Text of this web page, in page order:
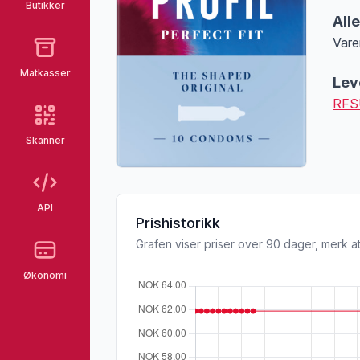
Butikker
Matkasser
Skanner
API
Økonomi
Prishistorikk
Grafen viser priser over 90 dager, merk